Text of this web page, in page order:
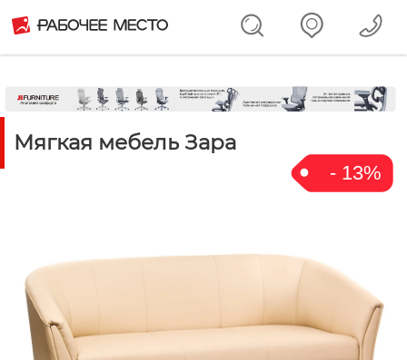
- 13%
Мягкая мебель Зара